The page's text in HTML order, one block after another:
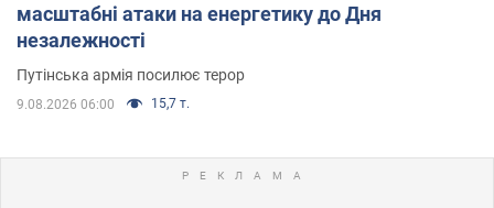
масштабні атаки на енергетику до Дня
незалежності
Путінська армія посилює терор
9.08.2026 06:00 15,7 т.